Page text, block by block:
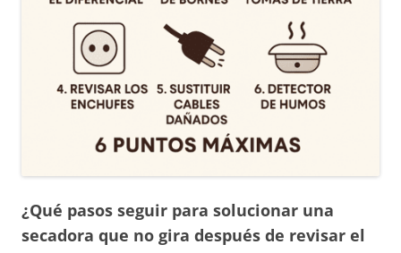
¿Qué pasos seguir para solucionar una
secadora que no gira después de revisar el